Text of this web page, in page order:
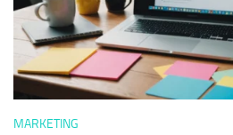
MARKETING